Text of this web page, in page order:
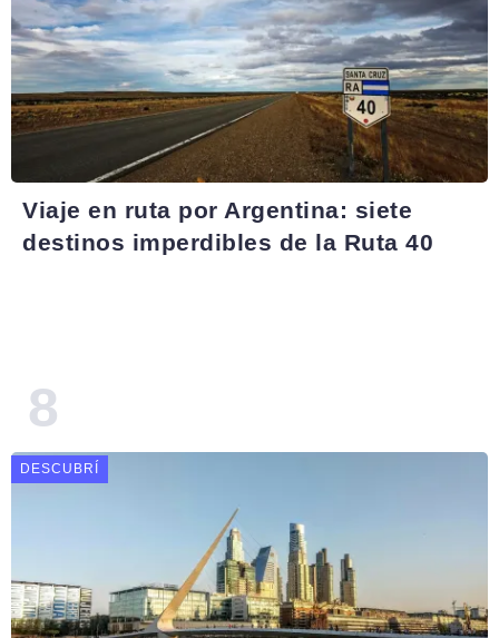
Viaje en ruta por Argentina: siete
destinos imperdibles de la Ruta 40
DESCUBRÍ